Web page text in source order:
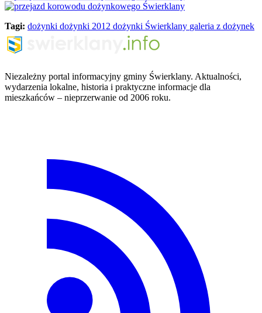
Tagi: dożynki dożynki 2012 dożynki Świerklany galeria z dożynek
Niezależny portal informacyjny gminy Świerklany. Aktualności,
wydarzenia lokalne, historia i praktyczne informacje dla
mieszkańców – nieprzerwanie od 2006 roku.